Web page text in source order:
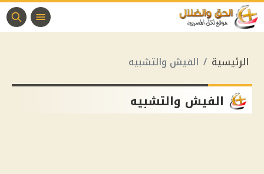
الرئيسية الفيش والتشبيه
الفيش والتشبيه